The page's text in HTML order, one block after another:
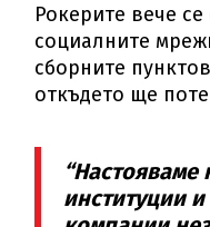
Рокерите вече
социалните
сборните
откъдето ще
“Настояваме
институции